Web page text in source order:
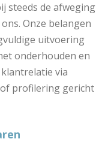
steeds de afweging
Onze belangen
uitvoering
onderhouden en
via
profilering gericht